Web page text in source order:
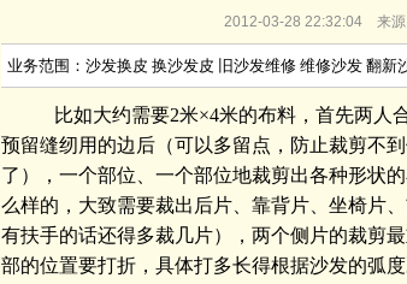
2012-03-28 22:32:04 来
业务范围：沙发换皮 换沙发皮 旧沙发维修 维修沙发 翻新
比如大约需要2米×4米的布料，首先两人
预留缝纫用的边后（可以多留点，防止裁剪不
了），一个部位、一个部位地裁剪出各种形状
么样的，大致需要裁出后片、靠背片、坐椅片
有扶手的话还得多裁几片），两个侧片的裁剪
部的位置要打折，具体打多长得根据沙发的弧